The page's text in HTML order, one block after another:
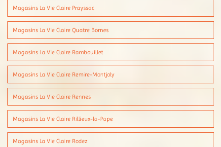
Magasins La Vie Claire Prayssac
Magasins La Vie Claire Quatre Bornes
Magasins La Vie Claire Rambouillet
Magasins La Vie Claire Remire-Montjoly
Magasins La Vie Claire Rennes
Magasins La Vie Claire Rillieux-la-Pape
Magasins La Vie Claire Rodez